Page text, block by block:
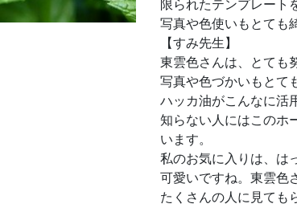
限られたテンプレート
写真や色使いもとても
【すみ先生】
東雲色さんは、とても
写真や色づかいもとて
ハッカ油がこんなに活
知らない人にはこのホ
います。
私のお気に入りは、は
可愛いですね。東雲色
たくさんの人に見ても